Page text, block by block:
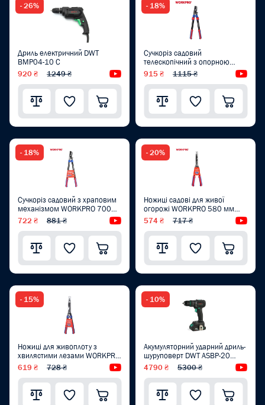
- 26%
Дриль електричний DWT
BMP04-10 C
920 ₴ 1249 ₴ Відеоогляд
- 18%
Сучкоріз садовий
телескопічний з опорною
ковадлою WORKPRO 635-940
915 ₴ 1115 ₴
- 18%
Сучкоріз садовий з храповим
механізмом WORKPRO 700
мм PRO WP332020
722 ₴ 881 ₴ Відеоогляд
- 20%
Ножиці садові для живої
огорожі WORKPRO 580 мм
PRO WP332016
574 ₴ 717 ₴
- 15%
Ножиці для живоплоту з
хвилястими лезами WORKPRO
580 мм PRO WP332015
619 ₴ 728 ₴ Відеоогляд
- 10%
Акумуляторний ударний дриль-
шуруповерт DWT ASBP-20
DNG-2 BMC
4790 ₴ 5300 ₴